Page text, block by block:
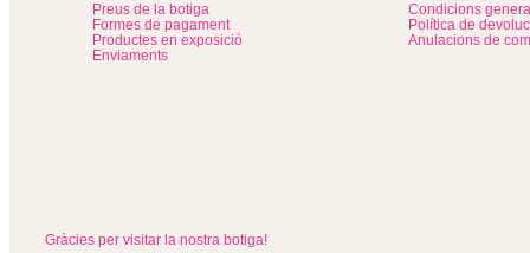
Preus de la botiga
Formes de pagament
Productes en exposició
Enviaments
Condicions
Política de
Anulacions de
Gràcies per visitar la nostra botiga!